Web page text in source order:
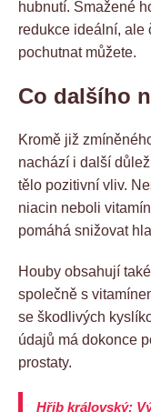
hubnutí. Smažené
redukce ideální, ale
pochutnat můžete.
Co dalšího
Kromě již
nachází i další
tělo pozitivní vliv.
niacin neboli
pomáhá snižovat
Houby obsahují
společně s
se škodlivých
údajů má dokonce
prostaty.
Hřib královský: